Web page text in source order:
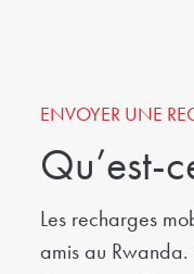
ENVOYER UNE
Qu’est-
Les recharges
amis au Rwanda.